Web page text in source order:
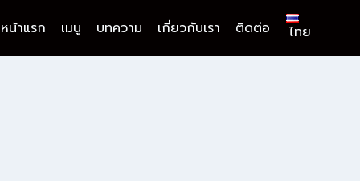
หน้าแรก เมนู บทความ เกี่ยวกับเรา ติดต่อ ไทย